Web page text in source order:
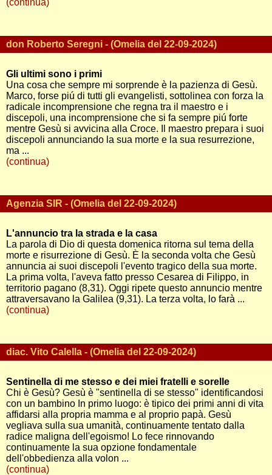
(continua)
don Roberto Seregni - (Omelia del 22-09-2024)
Gli ultimi sono i primi
Una cosa che sempre mi sorprende è la pazienza di Gesù.
Marco, forse piú di tutti gli evangelisti, sottolinea con forza la
radicale incomprensione che regna tra il maestro e i
discepoli, una incomprensione che si fa sempre piú forte
mentre Gesù si avvicina alla Croce. Il maestro prepara i suoi
discepoli annunciando la sua morte e la sua resurrezione,
ma ...
(continua)
Agenzia SIR - (Omelia del 22-09-2024)
L'annuncio tra la strada e la casa
La parola di Dio di questa domenica ritorna sul tema della
morte e risurrezione di Gesù. È la seconda volta che Gesù
annuncia ai suoi discepoli l'evento tragico della sua morte.
La prima volta, l'aveva fatto presso Cesarea di Filippo, in
territorio pagano (8,31). Oggi ripete questo annuncio mentre
attraversavano la Galilea (9,31). La terza volta, lo farà ...
(continua)
diac. Vito Calella - (Omelia del 22-09-2024)
Sentinella di me stesso e dei miei fratelli e sorelle
Chi è Gesù? Gesù è "sentinella di se stesso" identificandosi
con un bambino In primo luogo: è tipico dei primi anni di vita
affidarsi alla propria mamma e al proprio papà. Gesù
vegliava sulla sua umanità, continuamente tentato dalla
radice maligna dell'egoismo! Lo fece rinnovando
continuamente la sua opzione fondamentale
dell'obbedienza alla volon ...
(continua)